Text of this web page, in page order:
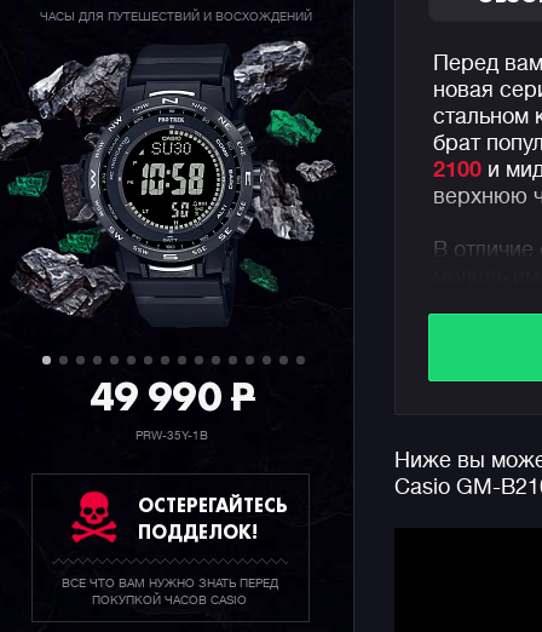
ЧАСЫ ДЛЯ ПУТЕШЕСТВИЙ И ВОСХОЖДЕНИЙ
49 990P
PRW-35Y-1B
ОСТЕРЕГАЙТЕСЬ
ПОДДЕЛОК!
ВСЕ ЧТО ВАМ НУЖНО ЗНАТЬ ПЕРЕД
ПОКУПКОЙ ЧАСОВ CASIO
Перед
новая
стальном
брат
2100 и
верхнюю
В
вашем
часах
Ниже вы
Casio GM-